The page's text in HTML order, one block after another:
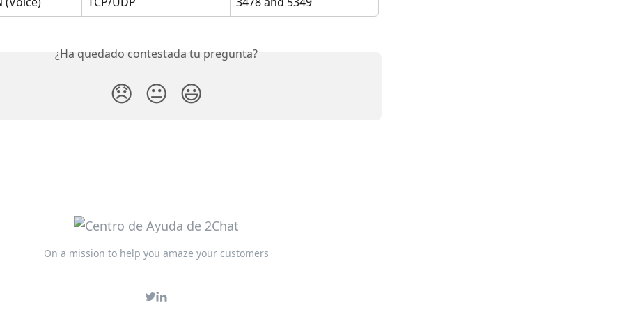
¿Ha quedado contestada tu pregunta?
😞 😐 😃
On a mission to help you amaze your customers